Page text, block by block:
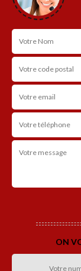
ON